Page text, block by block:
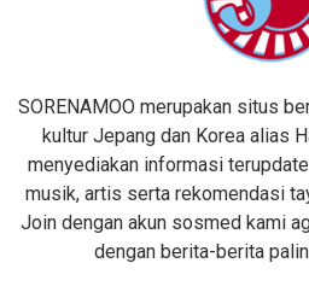
SORENAMOO merupakan situs
kultur Jepang dan Korea alias
menyediakan informasi
musik, artis serta rekomendasi
Join dengan akun sosmed kami
dengan berita-berita